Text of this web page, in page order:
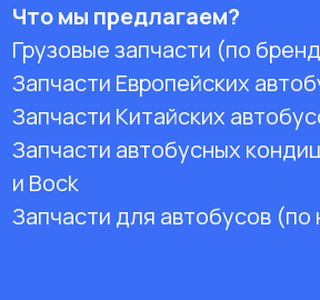
Что мы предлагаем?
Грузовые запчасти (по
Запчасти Европейских
Запчасти Китайских
Запчасти автобусных
и Bock
Запчасти для автобусов (по